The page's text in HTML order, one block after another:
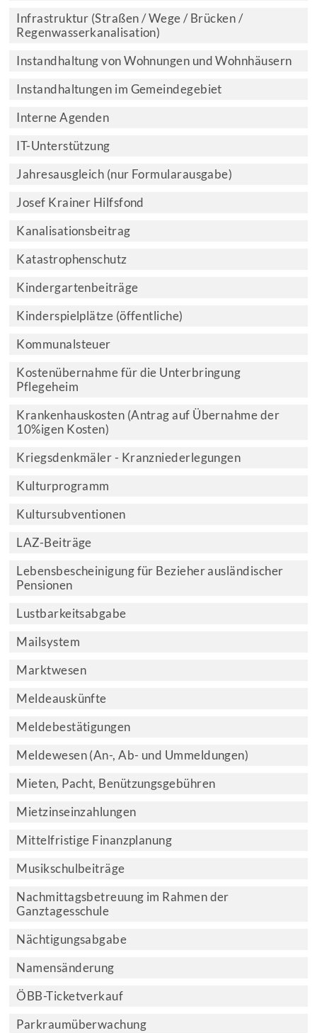
Infrastruktur (Straßen / Wege / Brücken /
Regenwasserkanalisation)
Instandhaltung von Wohnungen und Wohnhäusern
Instandhaltungen im Gemeindegebiet
Interne Agenden
IT-Unterstützung
Jahresausgleich (nur Formularausgabe)
Josef Krainer Hilfsfond
Kanalisationsbeitrag
Katastrophenschutz
Kindergartenbeiträge
Kinderspielplätze (öffentliche)
Kommunalsteuer
Kostenübernahme für die Unterbringung
Pflegeheim
Krankenhauskosten (Antrag auf Übernahme der
10%igen Kosten)
Kriegsdenkmäler - Kranzniederlegungen
Kulturprogramm
Kultursubventionen
LAZ-Beiträge
Lebensbescheinigung für Bezieher ausländischer
Pensionen
Lustbarkeitsabgabe
Mailsystem
Marktwesen
Meldeauskünfte
Meldebestätigungen
Meldewesen (An-, Ab- und Ummeldungen)
Mieten, Pacht, Benützungsgebühren
Mietzinseinzahlungen
Mittelfristige Finanzplanung
Musikschulbeiträge
Nachmittagsbetreuung im Rahmen der
Ganztagesschule
Nächtigungsabgabe
Namensänderung
ÖBB-Ticketverkauf
Parkraumüberwachung